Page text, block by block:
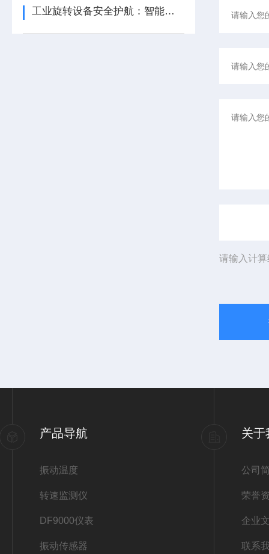
工业旋转设备安全护航：智能转速监测仪技术现状与应用优化研究
请输入计
产品导航
振动温度
转速监测仪
DF9000仪表
振动传感器
关于
公司
荣誉
企业
联系